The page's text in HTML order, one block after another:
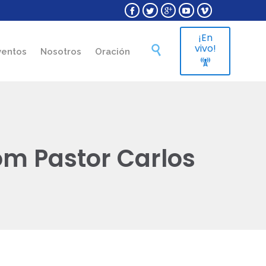
    
Skip
Nosotros Oración 
¡En
vivo!

Pastor Carlos